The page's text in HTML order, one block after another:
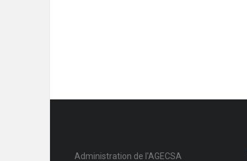
Administration de l'AGECSA